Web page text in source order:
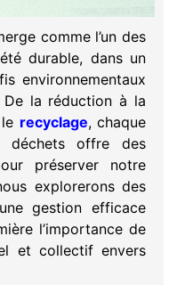
comme l’un des
durable, dans un
environnementaux
la réduction à la
recyclage, chaque
offre des
préserver notre
explorerons des
gestion efficace
l’importance de
et collectif envers